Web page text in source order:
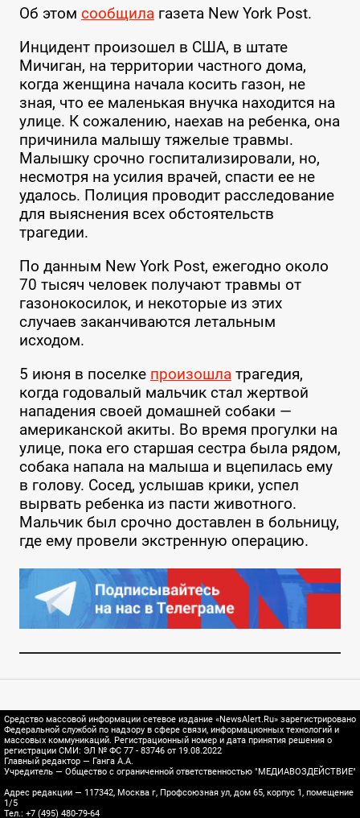
Об этом сообщилагазета New York Post.
Инцидент произошел в США, в штате
Мичиган, на территории частного дома,
когда женщина начала косить газон, не
зная, что ее маленькая внучка находится на
улице. К сожалению, наехав на ребенка, она
причинила малышу тяжелые травмы.
Малышку срочно госпитализировали, но,
несмотря на усилия врачей, спасти ее не
удалось. Полиция проводит расследование
для выяснения всех обстоятельств
трагедии.
По данным New York Post, ежегодно около
70 тысяч человек получают травмы от
газонокосилок, и некоторые из этих
случаев заканчиваются летальным
исходом.
5 июня в поселке произошлатрагедия,
когда годовалый мальчик стал жертвой
нападения своей домашней собаки —
американской акиты. Во время прогулки на
улице, пока его старшая сестра была рядом,
собака напала на малыша и вцепилась ему
в голову. Сосед, услышав крики, успел
вырвать ребенка из пасти животного.
Мальчик был срочно доставлен в больницу,
где ему провели экстренную операцию.
Средство массовой информации сетевое издание «NewsAlert.Ru» зарегистрировано
Федеральной службой по надзору в сфере связи, информационных технологий и
массовых коммуникаций. Регистрационный номер и дата принятия решения о
регистрации СМИ: ЭЛ № ФС 77 - 83746 от 19.08.2022
Главный редактор — Ганга А.А.
Учредитель — Общество с ограниченной ответственностью "МЕДИАВОЗДЕЙСТВИЕ"
Адрес редакции — 117342, Москва г, Профсоюзная ул, дом 65, корпус 1, помещение
1/5
Тел.: +7 (495) 480-79-64